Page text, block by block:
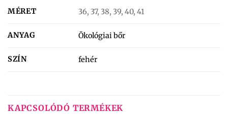
MÉRET 36, 37, 38, 39, 40, 41
ANYAG Ökológiai bőr
SZÍN fehér
KAPCSOLÓDÓ TERMÉKEK